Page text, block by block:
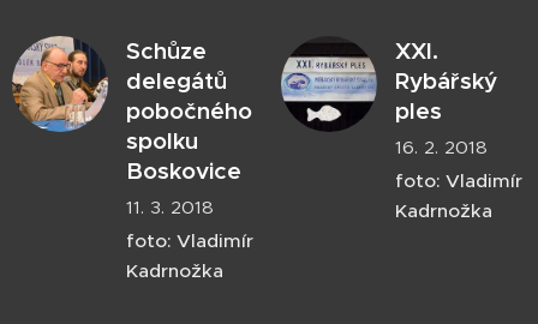
Schůze
delegátů
pobočného
spolku
Boskovice
11. 3. 2018
foto: Vladimír
Kadrnožka
XXI.
Rybářský
ples
16. 2. 2018
foto: Vladimír
Kadrnožka